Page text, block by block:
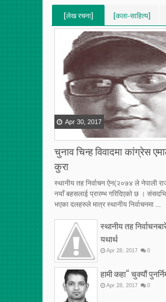
[लेख रचना]
[VERTICAL]
[RECENT][5]
[कला-साहित्य]
[VERTICAL]
चुनाव चिन्ह विवादमा कांग्रेस
कुरा
Apr 30 2017
स्थानीय तह निर्वाचन ऐन(२०७४ ले नेपाली
नयाँ बहसलाई प्रारम्भ गरिदिएको छ ।
भएका दलहरुले मात्र स्थानीय निर्वाचनमा ...
स्थानीय तह
यथार्थ
Apr 28 2017 0
हामी कहा“ चुक्यौं
Apr 28 2017 0